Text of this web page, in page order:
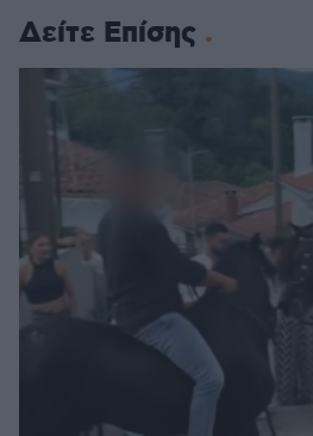
Δείτε Επίσης